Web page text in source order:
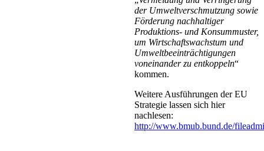
der Umweltverschmutzung sowie
Förderung nachhaltiger
Produktions- und Konsummuster,
um Wirtschaftswachstum und
Umweltbeeinträchtigungen
voneinander zu entkoppeln“
kommen.
Weitere Ausführungen der EU
Strategie lassen sich hier
nachlesen:
http://www.bmub.bund.de/